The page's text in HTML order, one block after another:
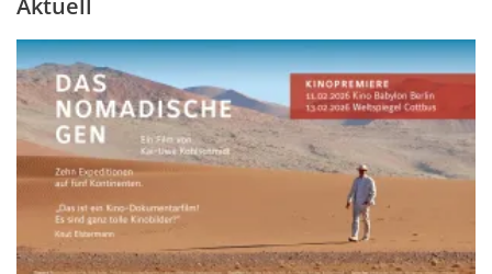
Aktuell
SeiteSeiteSeiteSeiteSeite